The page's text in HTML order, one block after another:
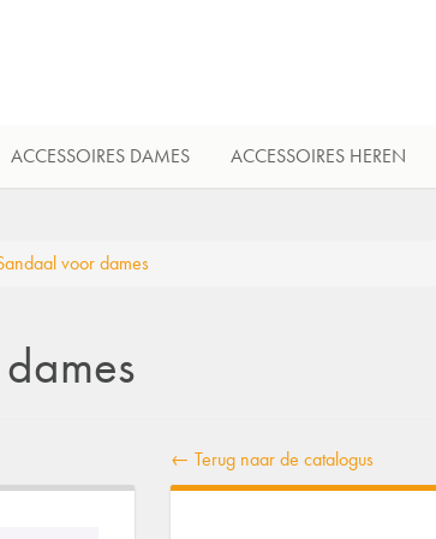
ACCESSOIRES DAMES ACCESSOIRES HEREN
voor dames
← Terug naar de catalogus